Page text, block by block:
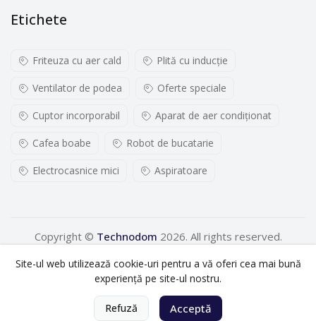
Etichete
Friteuza cu aer cald Plită cu inducţie
Ventilator de podea Oferte speciale
Cuptor incorporabil Aparat de aer condiționat
Cafea boabe Robot de bucatarie
Electrocasnice mici Aspiratoare
Copyright © Technodom 2026. All rights reserved.
Site-ul web utilizează cookie-uri pentru a vă oferi cea mai bună
experiență pe site-ul nostru.
Refuză Acceptă